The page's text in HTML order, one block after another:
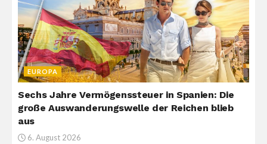
EUROPA
Sechs Jahre Vermögenssteuer in Spanien: Die
große Auswanderungswelle der Reichen blieb
aus
6. August 2026